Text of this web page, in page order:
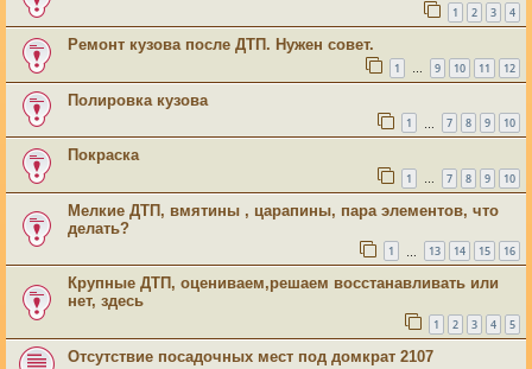
1 2 3 4
Ремонт кузова после ДТП. Нужен совет.
1 … 9 10 11 12
Полировка кузова
1 7 8 9 10
Покраска
1 … 7 8 9 10
Мелкие ДТП, вмятины , царапины, пара элементов, что
делать?
1 13 14 15 16
Крупные ДТП, оцениваем,решаем восстанавливать или
нет, здесь
1 2 3 4 5
Отсутствие посадочных мест под домкрат 2107